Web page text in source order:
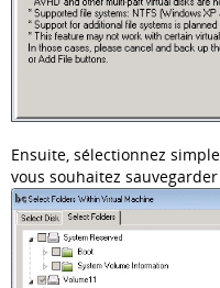
Ensuite, sélectionnez
vous souhaitez